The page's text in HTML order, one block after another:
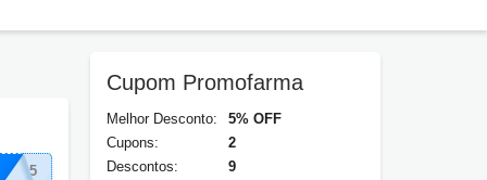
Cupom Promofarma
Melhor Desconto:
5% OFF
Cupons:
2
Descontos:
9